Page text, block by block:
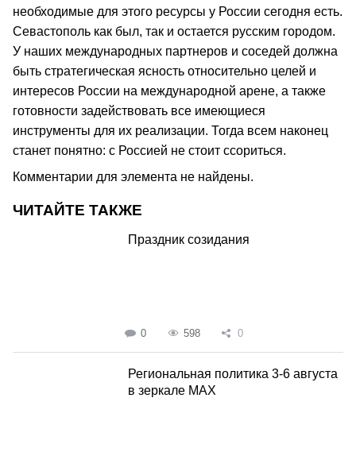
необходимые для этого ресурсы у России сегодня есть.
Севастополь как был, так и остается русским городом.
У наших международных партнеров и соседей должна
быть стратегическая ясность относительно целей и
интересов России на международной арене, а также
готовности задействовать все имеющиеся
инструменты для их реализации. Тогда всем наконец
станет понятно: с Россией не стоит ссориться.
Комментарии для элемента не найдены.
ЧИТАЙТЕ ТАКЖЕ
Праздник созидания
0 598 0
Региональная политика 3-6 августа
в зеркале MAX